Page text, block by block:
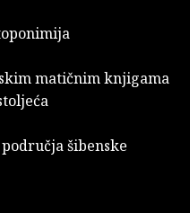
matičnim knjigama
šibenske